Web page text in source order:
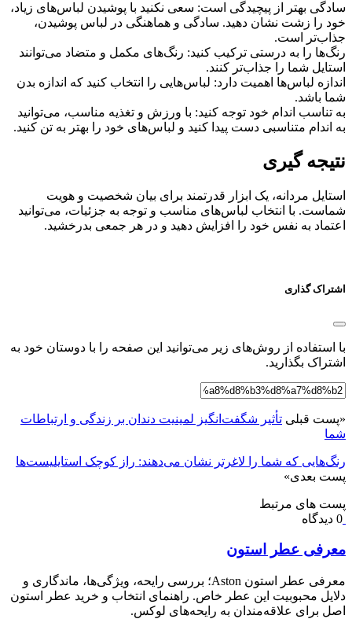
سادگی بهتر از پیچیدگی است: سعی نکنید با پوشیدن لباس‌های زیاد،
خود را زشت نشان دهید. سادگی و هماهنگی در لباس پوشیدن،
جذاب‌تر است.
رنگ‌ها را به درستی ترکیب کنید: رنگ‌های مکمل و متضاد می‌توانند
استایل شما را جذاب‌تر کنند.
اندازه لباس‌ها اهمیت دارد: لباس‌هایی را انتخاب کنید که اندازه بدن
شما باشد.
به تناسب اندام خود توجه کنید: با ورزش و تغذیه مناسب، می‌توانید
به اندام متناسبی دست پیدا کنید و لباس‌های خود را بهتر به تن کنید.
نتیجه گیری
استایل مردانه، یک ابزار قدرتمند برای بیان شخصیت و هویت
شماست. با انتخاب لباس‌های مناسب و توجه به جزئیات، می‌توانید
اعتماد به نفس خود را افزایش دهید و در هر جمعی بدرخشید.
اشتراک گذاری
با استفاده از روش‌های زیر می‌توانید این صفحه را با دوستان خود به
اشتراک بگذارید.
«پست قبلی تأثیر شگفت‌انگیز لمینیت دندان بر زندگی و ارتباطات
شما
رنگ‌هایی که شما را لاغرتر نشان می‌دهند: راز کوچک استایلیست‌ها
پست بعدی»
پست های مرتبط
0 دیدگاه
معرفی عطر استون
معرفی عطر استون Aston؛ بررسی رایحه، ویژگی‌ها، ماندگاری و
دلایل محبوبیت این عطر خاص. راهنمای انتخاب و خرید عطر استون
اصل برای علاقه‌مندان به رایحه‌های لوکس.